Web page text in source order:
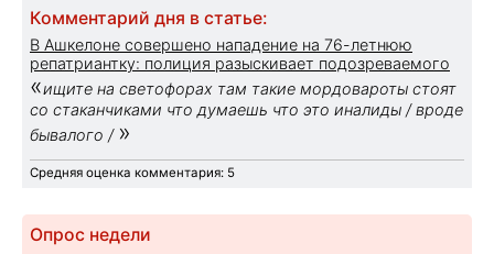
Комментарий дня в статье:
В Ашкелоне совершено нападение на 76-летнюю
репатриантку: полиция разыскивает подозреваемого
«ищите на светофорах там такие мордовароты стоят
со стаканчиками что думаешь что это иналиды / вроде
бывалого / »
Средняя оценка комментария: 5
Опрос недели